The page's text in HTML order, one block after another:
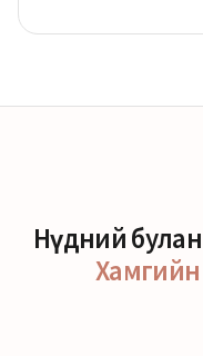
Нүдний
Хамгийн